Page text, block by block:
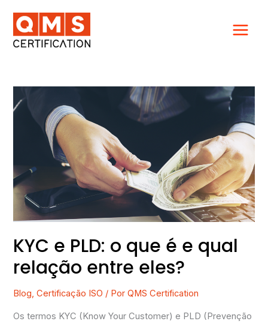
para
conteúdo
KYC e PLD: o que é e qual
relação entre eles?
Blog,Certificação ISO / PorQMS Certification
Os termos KYC (Know Your Customer) e PLD (Prevenção
e
é
e
qual
relação
entre
eles?